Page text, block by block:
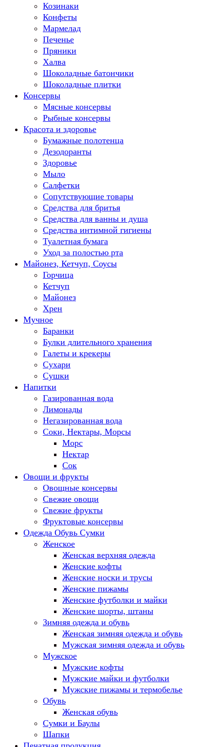
Козинаки
Конфеты
Мармелад
Печенье
Пряники
Халва
Шоколадные батончики
Шоколадные плитки
Консервы
Мясные консервы
Рыбные консервы
Красота и здоровье
Бумажные полотенца
Дезодоранты
Здоровье
Мыло
Салфетки
Сопутствующие товары
Средства для бритья
Средства для ванны и душа
Средства интимной гигиены
Туалетная бумага
Уход за полостью рта
Майонез, Кетчуп, Соусы
Горчица
Кетчуп
Майонез
Хрен
Мучное
Баранки
Булки длительного хранения
Галеты и крекеры
Сухари
Сушки
Напитки
Газированная вода
Лимонады
Негазированная вода
Соки, Нектары, Морсы
Морс
Нектар
Сок
Овощи и фрукты
Овощные консервы
Свежие овощи
Свежие фрукты
Фруктовые консервы
Одежда Обувь Сумки
Женское
Женская верхняя одежда
Женские кофты
Женские носки и трусы
Женские пижамы
Женские футболки и майки
Женские шорты, штаны
Зимняя одежда и обувь
Женская зимняя одежда и обувь
Мужская зимняя одежда и обувь
Мужское
Мужские кофты
Мужские майки и футболки
Мужские пижамы и термобелье
Обувь
Женская обувь
Сумки и Баулы
Шапки